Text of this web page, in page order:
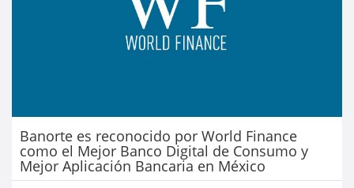
Banorte es reconocido por World Finance
como el Mejor Banco Digital de Consumo y
Mejor Aplicación Bancaria en México